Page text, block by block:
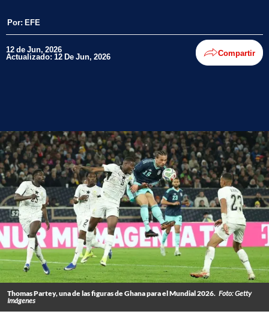
Por: EFE
12 de Jun, 2026
Actualizado: 12 De Jun, 2026 Compartir
Thomas Partey, una de las figuras de Ghana para el Mundial 2026. Foto: Getty
Imágenes